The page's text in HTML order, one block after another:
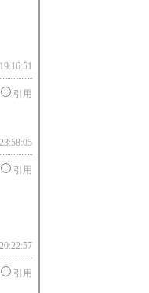
引用
引用
引用